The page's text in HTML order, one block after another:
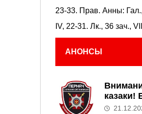
23-33. Прав. Анны:
IV, 22-31. Лк., 36 зач.,
АНОНСЫ
казаки!